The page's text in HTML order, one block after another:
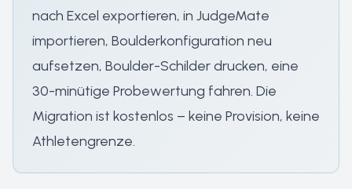
nach Excel exportieren, in JudgeMate
importieren, Boulderkonfiguration neu
aufsetzen, Boulder-Schilder drucken, eine
30-minütige Probewertung fahren. Die
Migration ist kostenlos – keine Provision, keine
Athletengrenze.